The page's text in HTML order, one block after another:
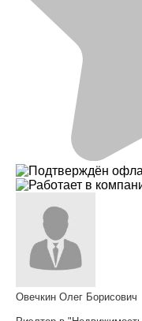
Овечкин Олег Борисович